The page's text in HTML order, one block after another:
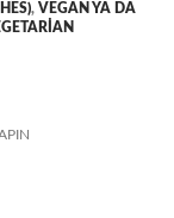
, VEGAN YA DA